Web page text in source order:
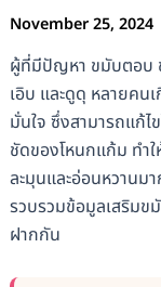
November 25, 2024
ผู้ที่มีปัญหา ขมับตอบ
เอิบ และดูดุ หลายค
มั่นใจ ซึ่งสามารถแก้ไ
ชัดของโหนกแก้ม ทำ
ละมุนและอ่อนหวาน
รวบรวมข้อมูลเสริมข
ฝากกัน